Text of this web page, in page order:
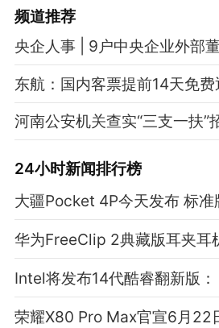
频道推荐
央企人事 | 9户中央企业外部
东航：国内客票提前14天免费
河南公安机关查实“三支一扶”
24小时新闻排行榜
大疆Pocket 4P今天发布 标
华为FreeClip 2典藏版耳夹耳
Intel将发布14代酷睿翻新版